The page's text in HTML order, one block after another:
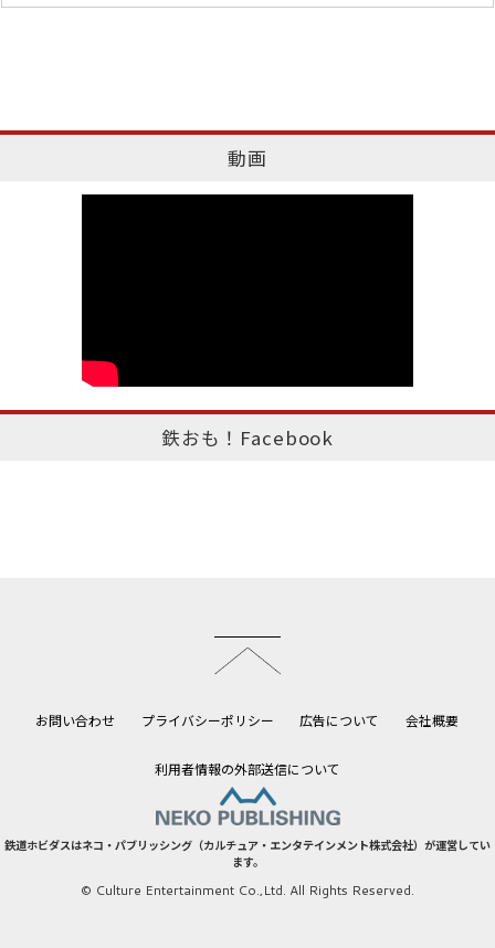
動画
鉄おも！Facebook
お問い合わせ プライバシーポリシー 広告について 会社概要
利用者情報の外部送信について
鉄道ホビダスはネコ・パブリッシング（カルチュア・エンタテインメント株式会社）が運営してい
ます。
© Culture Entertainment Co.,Ltd. All Rights Reserved.